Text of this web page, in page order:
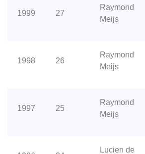
1999 27
Raymond
Meijs
1998 26
Raymond
Meijs
1997 25
Raymond
Meijs
Lucien de